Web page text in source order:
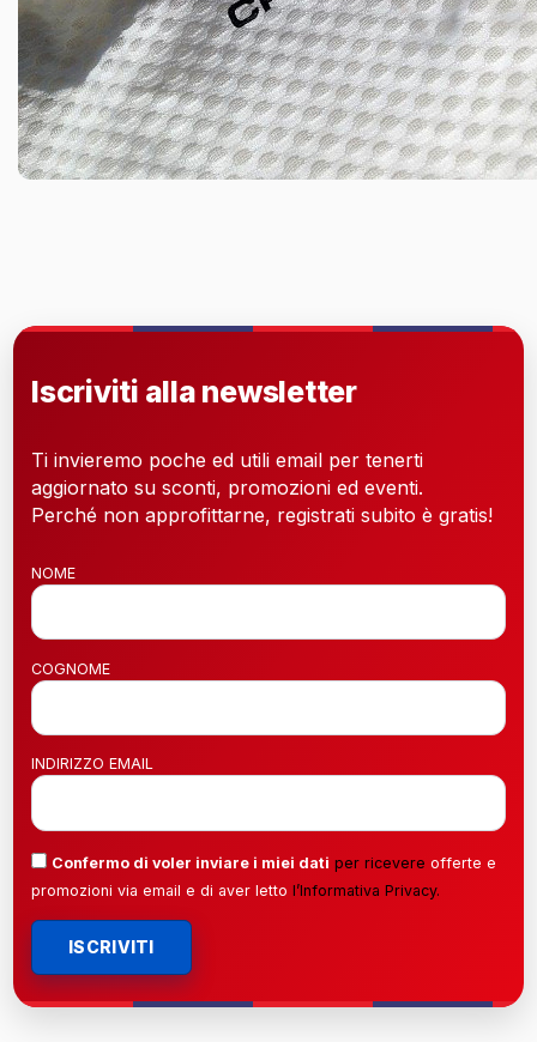
Iscriviti alla newsletter
Ti invieremo poche ed utili email per tenerti
aggiornato su sconti, promozioni ed eventi.
Perché non approfittarne, registrati subito è gratis!
NOME
COGNOME
INDIRIZZO EMAIL
Confermo di voler inviare i miei dati per ricevere offerte e
promozioni via email e di aver letto l’Informativa Privacy.
ISCRIVITI